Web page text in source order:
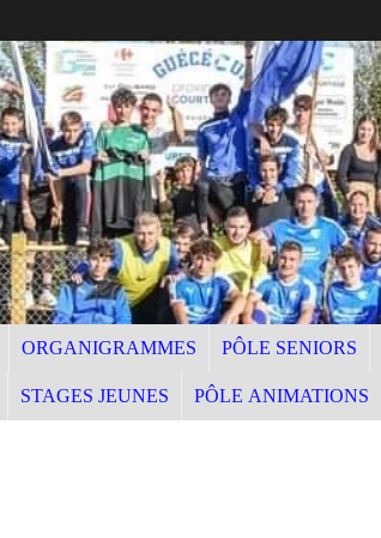
ORGANIGRAMMES PÔLE SENIORS
STAGES JEUNES PÔLE ANIMATIONS